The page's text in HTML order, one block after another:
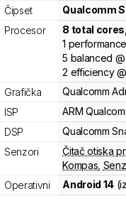
Čipset
Qualcomm
Procesor
8 total cores
1 performance
5 balanced @
2 efficiency @
Grafička
Qualcomm
ISP
ARM
DSP
Qualcomm
Senzori
Čitač otiska
Kompas
Operativni
Android 14